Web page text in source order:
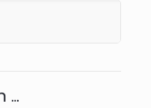
…